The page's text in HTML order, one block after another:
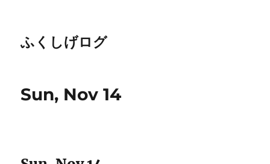
ふくしげログ
Sun, Nov 14